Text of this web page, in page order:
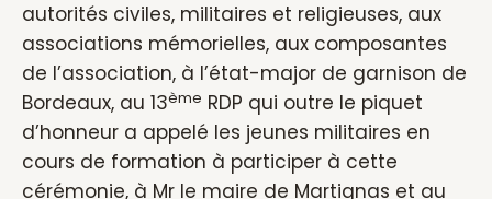
autorités civiles, militaires et religieuses, aux
associations mémorielles, aux composantes
de l’association, à l’état-major de garnison de
Bordeaux, au 13ème RDP qui outre le piquet
d’honneur a appelé les jeunes militaires en
cours de formation à participer à cette
cérémonie, à Mr le maire de Martignas et au